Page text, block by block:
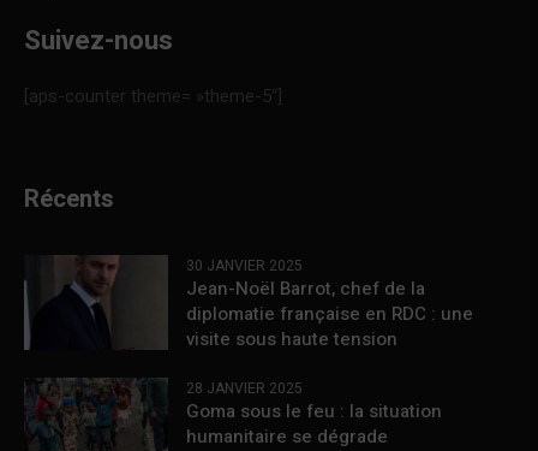
Suivez-nous
[aps-counter theme= »theme-5″]
Récents
30 JANVIER 2025
Jean-Noël Barrot, chef de la
diplomatie française en RDC : une
visite sous haute tension
28 JANVIER 2025
Goma sous le feu : la situation
humanitaire se dégrade